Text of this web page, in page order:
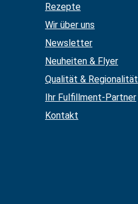
Rezepte
Wir über uns
Newsletter
Neuheiten & Flyer
Qualität & Regionalität
Ihr Fulfillment-Partner
Kontakt